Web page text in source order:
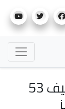
الجزائر الأولى مغاربيا بتصنيف 53